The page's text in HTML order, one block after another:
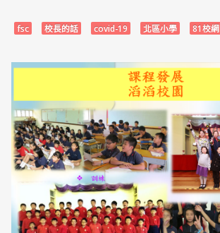
fsc 校長的話 covid-19 北區小學 81校網